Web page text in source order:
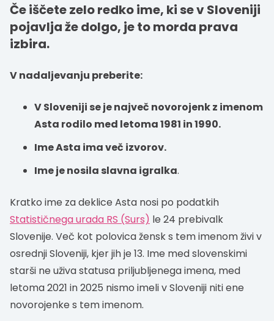
Če iščete zelo redko ime, ki se v Sloveniji
pojavlja že dolgo, je to morda prava
izbira.
V nadaljevanju preberite:
V Sloveniji se je največ novorojenk z imenom
Asta rodilo med letoma 1981 in 1990.
Ime Asta ima več izvorov.
Ime je nosila slavna igralka.
Kratko ime za deklice Asta nosi po podatkih
Statističnega urada RS (Surs) le 24 prebivalk
Slovenije. Več kot polovica žensk s tem imenom živi v
osrednji Sloveniji, kjer jih je 13. Ime med slovenskimi
starši ne uživa statusa priljubljenega imena, med
letoma 2021 in 2025 nismo imeli v Sloveniji niti ene
novorojenke s tem imenom.